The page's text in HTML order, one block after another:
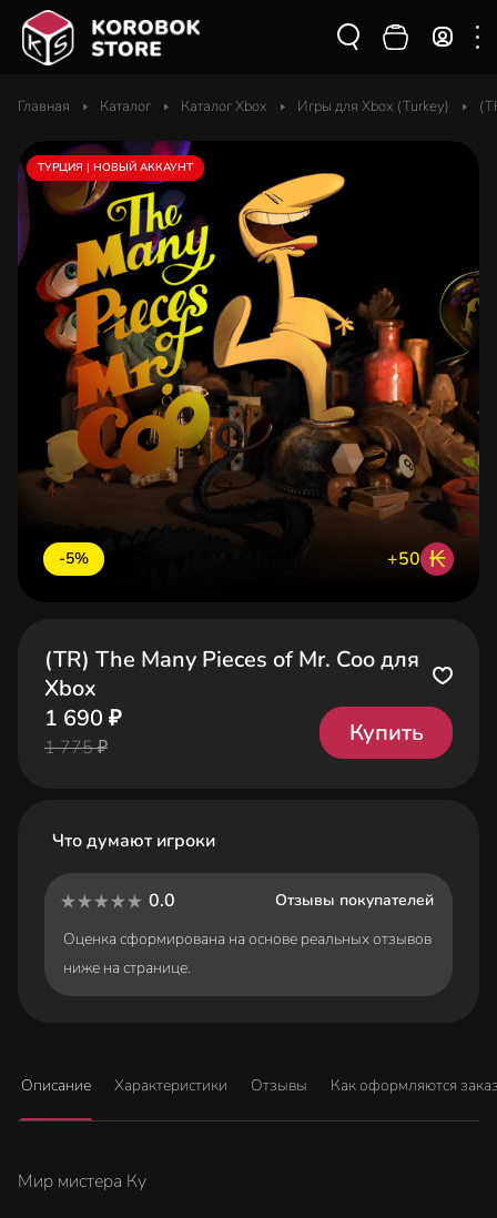
Главная Каталог Каталог Xbox Игры для Xbox (Turkey)
-5% +50 ₭
ТУРЦИЯ | НОВЫЙ АККАУНТ
(TR) The Many Pieces of Mr. Coo для
Xbox
1 690 ₽
1 775 ₽
Купить
Что думают игроки
0.0
Отзывы покупателей
Оценка сформирована на основе реальных отзывов
ниже на странице.
Описание Характеристики Отзывы Как оформляются
Мир мистера Ку